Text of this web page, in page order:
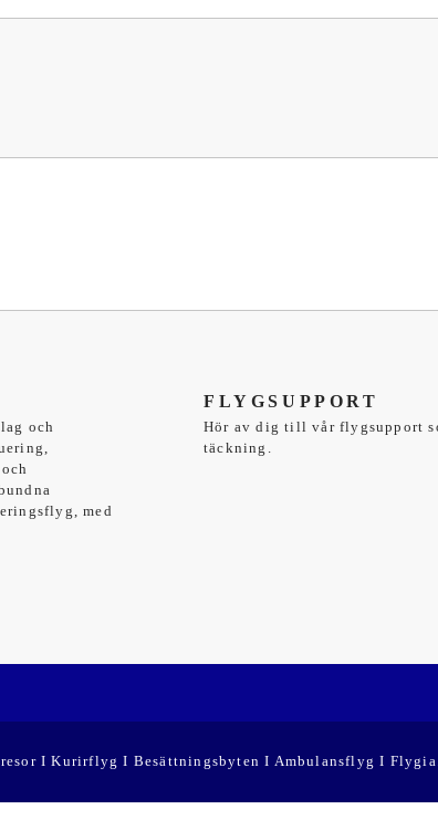
och
med
FLYGSUPPORT
Hör av dig till vår flygsupport
täckning.
I Kurirflyg I Besättningsbyten I Ambulansflyg I